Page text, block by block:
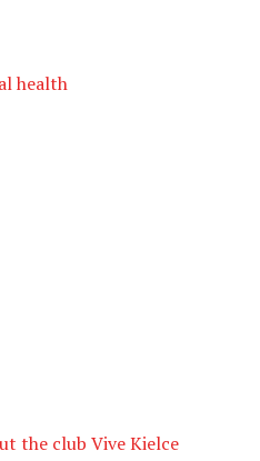
health
the club Vive Kielce